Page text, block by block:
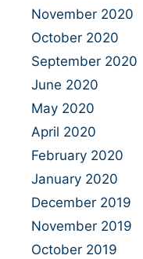
November 2020
October 2020
September 2020
June 2020
May 2020
April 2020
February 2020
January 2020
December 2019
November 2019
October 2019